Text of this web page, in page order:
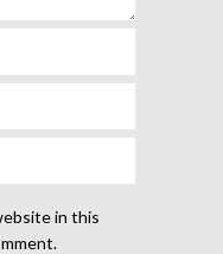
in this